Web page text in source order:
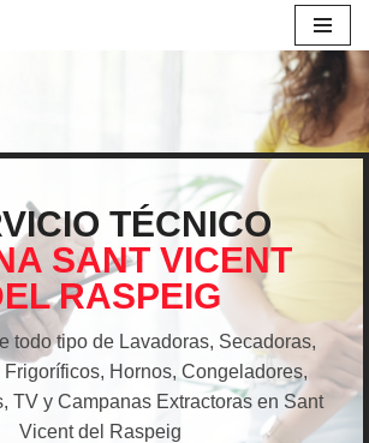
TÉCNICO
SANT VICENT
RASPEIG
todo tipo de Lavadoras, Secadoras,
Hornos, Congeladores,
TV y Campanas Extractoras en Sant
Vicent del Raspeig